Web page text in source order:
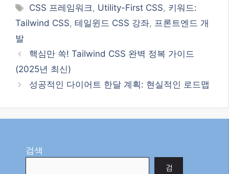
Tags
CSS 프레임워크, Utility-First CSS, 키워드:
Tailwind CSS, 테일윈드 CSS 강좌, 프론트엔드 개
발
핵심만 쏙! Tailwind CSS 완벽 정복 가이드
(2025년 최신)
성공적인 다이어트 한달 계획: 현실적인 로드맵
검색
검